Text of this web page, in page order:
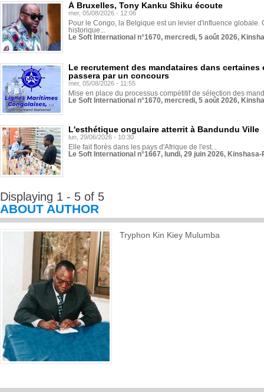
À Bruxelles, Tony Kanku Shiku écoute
mer, 05/08/2026 - 12:06
Pour le Congo, la Belgique est un levier d'influence globale.
historique...
Le Soft International n°1670, mercredi, 5 août 2026,
Le recrutement des mandataires dans
passera par un concours
mer, 05/08/2026 - 11:55
Mise en place du processus compétitif de sélection des
Le Soft International n°1670, mercredi, 5 août 2026,
L'esthétique ongulaire atterrit à Bandundu Ville
lun, 29/06/2026 - 10:30
Elle fait florès dans les pays d'Afrique de l'est...
Le Soft International n°1667, lundi, 29 juin 2026,
Displaying 1 - 5 of 5
ABOUT AUTHOR
Tryphon Kin Kiey Mulumba